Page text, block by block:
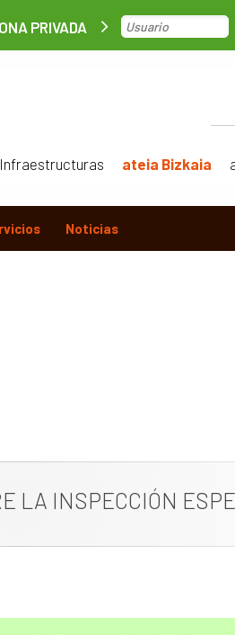
PRIVADA
Infraestructuras ateia Bizkaia
Noticias
LA INSPECCIÓN